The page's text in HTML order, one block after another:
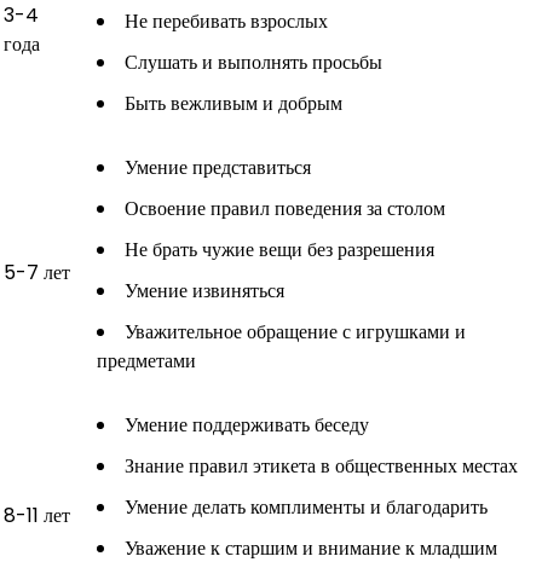
3-4
года
Не перебивать взрослых
Слушать и выполнять просьбы
Быть вежливым и добрым
5-7 лет
Умение представиться
Освоение правил поведения за столом
Не брать чужие вещи без разрешения
Умение извиняться
Уважительное обращение с игрушками и
предметами
8-11 лет
Умение поддерживать беседу
Знание правил этикета в общественных местах
Умение делать комплименты и благодарить
Уважение к старшим и внимание к младшим